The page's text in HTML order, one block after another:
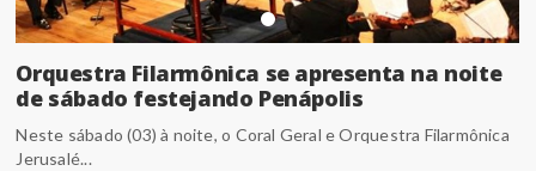
Orquestra Filarmônica se apresenta na noite
de sábado festejando Penápolis
Neste sábado (03) à noite, o Coral Geral e Orquestra Filarmônica
Jerusalé...